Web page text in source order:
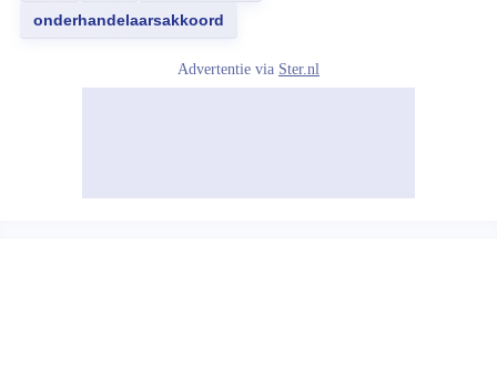
onderhandelaarsakkoord
Advertentie via Ster.nl